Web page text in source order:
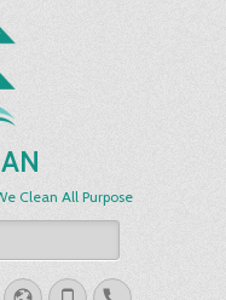
Clean All Purpose